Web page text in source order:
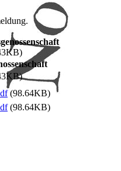
(98.64KB)
(98.64KB)